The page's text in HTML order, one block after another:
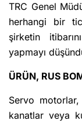
TRC Genel
herhangi bir
şirketin
yapmayı
ÜRÜN, RUS
Servo motorlar,
kanatlar veya